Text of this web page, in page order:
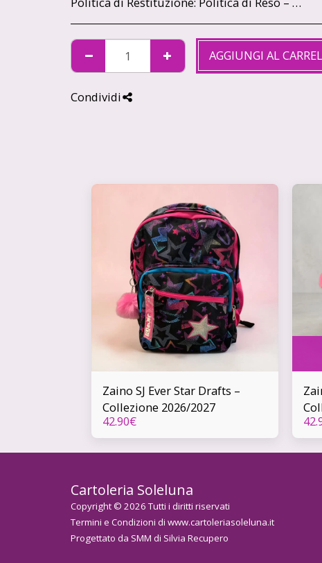
AGGIUNGI AL
Condividi
Zaino SJ Ever Star Drafts –
Collezione 2026/2027
42.90€
Cartoleria Soleluna
Copyright © 2026 Tutti i diritti riservati
Termini e Condizioni di www.cartoleriasoleluna.it
Progettato da SMM di Silvia Recupero